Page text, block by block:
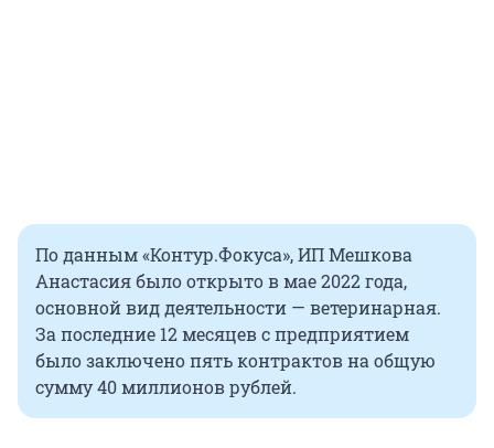
По данным «Контур.Фокуса», ИП Мешкова
Анастасия было открыто в мае 2022 года,
основной вид деятельности — ветеринарная.
За последние 12 месяцев с предприятием
было заключено пять контрактов на общую
сумму 40 миллионов рублей.